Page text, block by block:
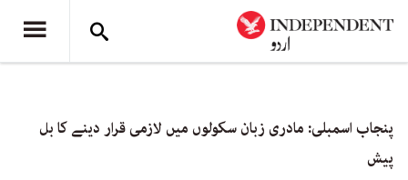
پنجاب اسمبلی: مادری زبان سکولوں میں لازمی قرار دینے کا بل
پیش